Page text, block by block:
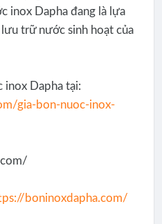
inox Dapha đang là lựa
trữ nước sinh hoạt của
inox Dapha tại:
gia-bon-nuoc-inox-
boninoxdapha.com/